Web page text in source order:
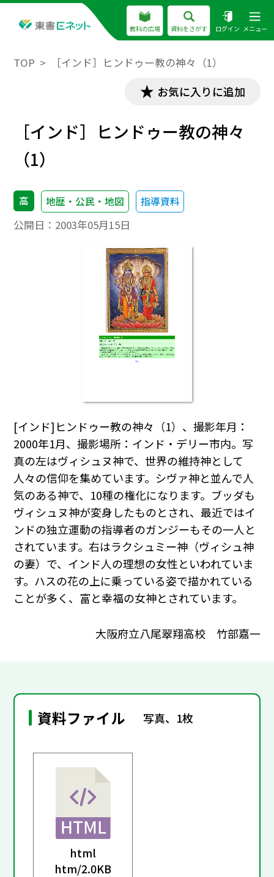
教科の広場 資料をさがす ログイン メニュー
TOP ［インド］ヒンドゥー教の神々（1）
お気に入りに追加
［インド］ヒンドゥー教の神々
（1）
高 地歴・公民・地図 指導資料
公開日： 2003年05月15日
[インド]ヒンドゥー教の神々（1）、撮影年月：
2000年1月、撮影場所：インド・デリー市内。写
真の左はヴィシュヌ神で、世界の維持神として
人々の信仰を集めています。シヴァ神と並んで人
気のある神で、10種の権化になります。ブッダも
ヴィシュヌ神が変身したものとされ、最近ではイ
ンドの独立運動の指導者のガンジーもその一人と
されています。右はラクシュミー神（ヴィシュ神
の妻）で、インド人の理想の女性といわれていま
す。ハスの花の上に乗っている姿で描かれている
ことが多く、富と幸福の女神とされています。
大阪府立八尾翠翔高校 竹部嘉一
資料ファイル 写真、1枚
html
htm/2.0KB